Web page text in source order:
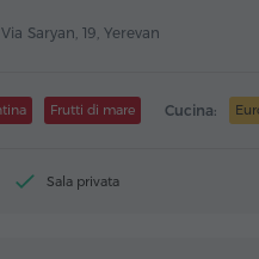
Via Saryan, 19, Yerevan
Frutti di mare Cucina:
Sala privata